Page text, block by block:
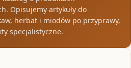
Opisujemy artykuły do
herbat i miodów po przyprawy,
specjalistyczne.